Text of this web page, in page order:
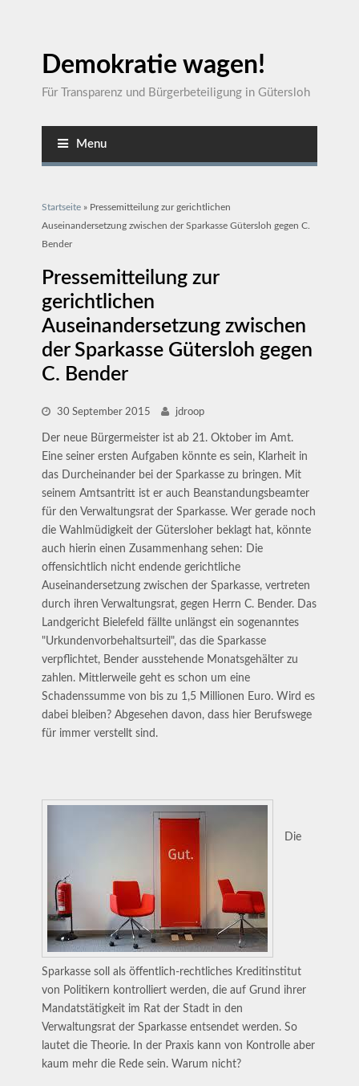
Demokratie wagen!
Für Transparenz und Bürgerbeteiligung in Gütersloh
Menu
Sie sind hier
Startseite » Pressemitteilung zur gerichtlichen
Auseinandersetzung zwischen der Sparkasse Gütersloh gegen C.
Bender
Pressemitteilung zur
gerichtlichen
Auseinandersetzung zwischen
der Sparkasse Gütersloh gegen
C. Bender
30 September 2015 jdroop
Der neue Bürgermeister ist ab 21. Oktober im Amt.
Eine seiner ersten Aufgaben könnte es sein, Klarheit in
das Durcheinander bei der Sparkasse zu bringen. Mit
seinem Amtsantritt ist er auch Beanstandungsbeamter
für den Verwaltungsrat der Sparkasse. Wer gerade noch
die Wahlmüdigkeit der Gütersloher beklagt hat, könnte
auch hierin einen Zusammenhang sehen: Die
offensichtlich nicht endende gerichtliche
Auseinandersetzung zwischen der Sparkasse, vertreten
durch ihren Verwaltungsrat, gegen Herrn C. Bender. Das
Landgericht Bielefeld fällte unlängst ein sogenanntes
"Urkundenvorbehaltsurteil", das die Sparkasse
verpflichtet, Bender ausstehende Monatsgehälter zu
zahlen. Mittlerweile geht es schon um eine
Schadenssumme von bis zu 1,5 Millionen Euro. Wird es
dabei bleiben? Abgesehen davon, dass hier Berufswege
für immer verstellt sind.
Die
Sparkasse soll als öffentlich-rechtliches Kreditinstitut
von Politikern kontrolliert werden, die auf Grund ihrer
Mandatstätigkeit im Rat der Stadt in den
Verwaltungsrat der Sparkasse entsendet werden. So
lautet die Theorie. In der Praxis kann von Kontrolle aber
kaum mehr die Rede sein. Warum nicht?